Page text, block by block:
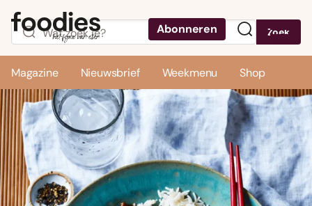
Abonneren Zoek
Magazine Nieuwsbrief Weekmenu Shop